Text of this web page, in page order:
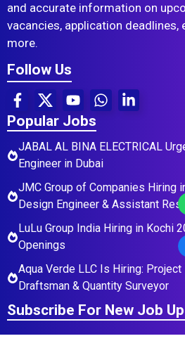
and accurate information on
vacancies, application deadlines,
more.
Follow Us
Popular Jobs
JABAL AL BINA ELECTRICAL
Engineer in Dubai
JMC Group of Companies Hiring
Design Engineer & Assistant
LuLu Group India Hiring in Kochi
Openings
Aqua Verde LLC Is Hiring: Project
Draftsman & Quantity Surveyor
Subscribe For New Job